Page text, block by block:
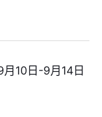
10日-9月14日